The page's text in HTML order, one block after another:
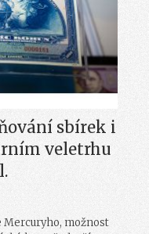
sbírek i
veletrhu
Mercuryho, možnost